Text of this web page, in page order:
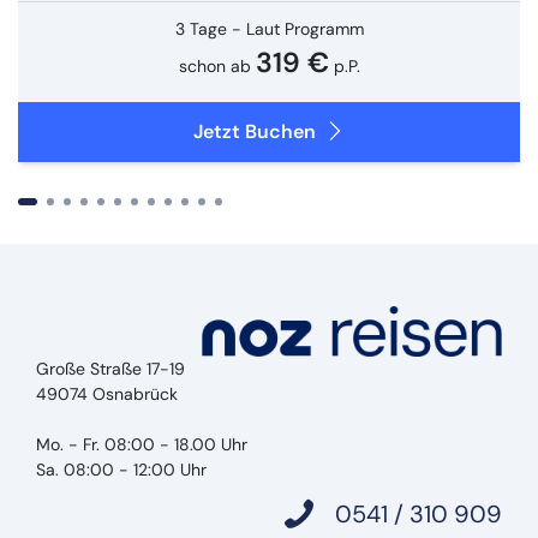
Suchen & Buchen
3 Tage - Laut Programm
schon ab 319 € p.P.
Jetzt Buchen
Große Straße 17-19
49074 Osnabrück
Mo. - Fr. 08:00 - 18.00 Uhr
Sa. 08:00 - 12:00 Uhr
0541 / 310 909